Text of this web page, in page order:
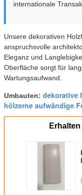
internationale
Unsere dekorativen
anspruchsvolle
Eleganz und
Oberfläche sorgt für
Wartungsaufwand.
Umbauten: dekorative
hölzerne aufwändige